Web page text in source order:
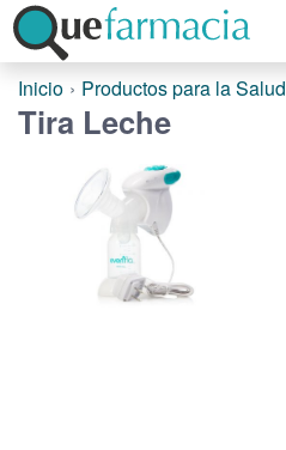
Inicio Productos para la Salud
Tira Leche